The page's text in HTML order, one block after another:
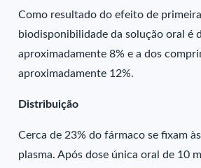
Como resultado do efeito de primeira
biodisponibilidade da solução oral é
aproximadamente 8% e a dos
aproximadamente 12%.
Distribuição
Cerca de 23% do fármaco se fixam
plasma. Após dose única oral de 10